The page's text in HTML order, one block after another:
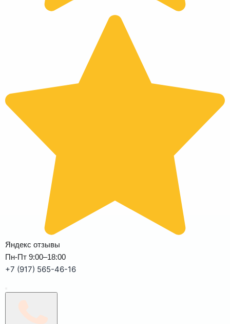
Яндекс отзывы
Пн-Пт 9:00–18:00
+7 (917) 565-46-16